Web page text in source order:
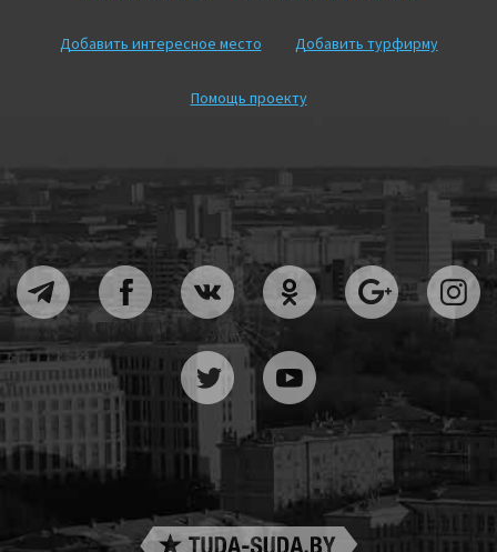
Добавить интересное место Добавить турфирму
Помощь проекту